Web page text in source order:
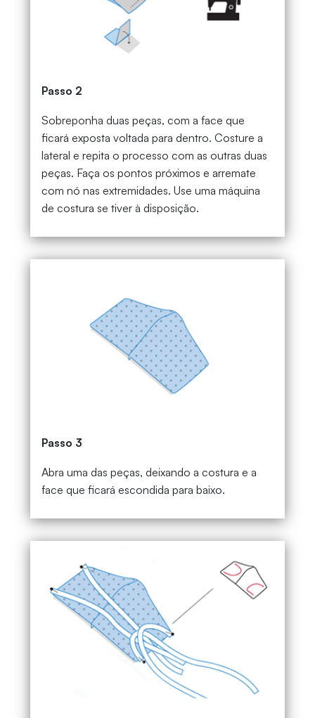
Passo 2
Sobreponha duas peças, com a face que
ficará exposta voltada para dentro. Costure a
lateral e repita o processo com as outras duas
peças. Faça os pontos próximos e arremate
com nó nas extremidades. Use uma máquina
de costura se tiver à disposição.
Passo 3
Abra uma das peças, deixando a costura e a
face que ficará escondida para baixo.